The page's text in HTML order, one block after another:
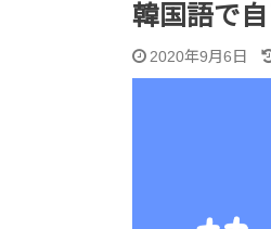
韓国語で
2020年9月6日